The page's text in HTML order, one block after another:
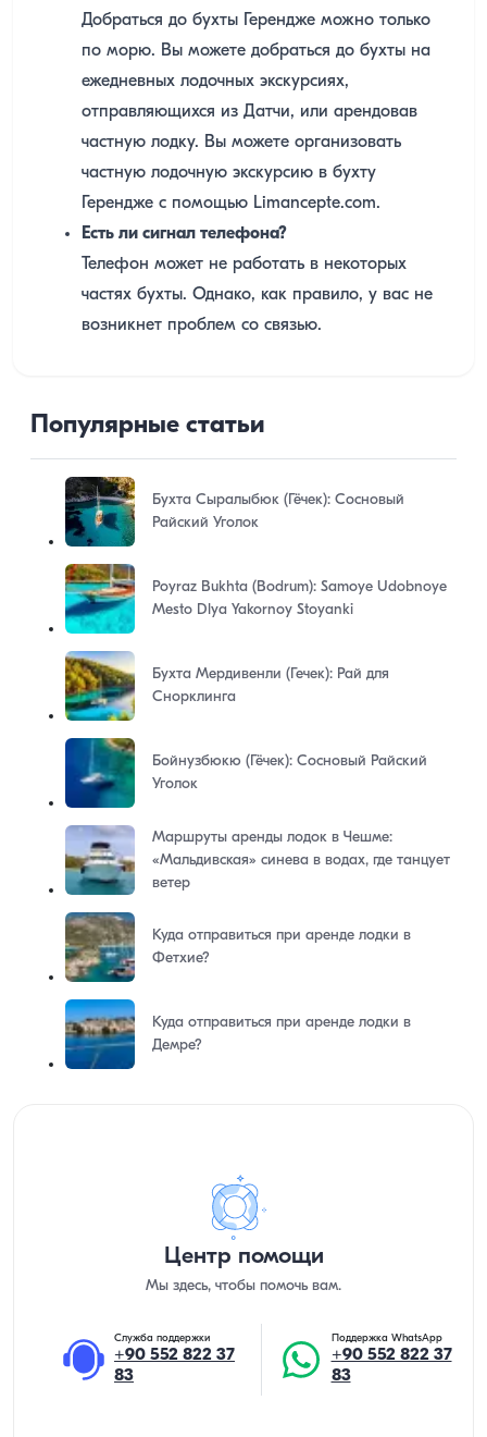
Добраться до бухты Герендже можно только
по морю. Вы можете добраться до бухты на
ежедневных лодочных экскурсиях,
отправляющихся из Датчи, или арендовав
частную лодку. Вы можете организовать
частную лодочную экскурсию в бухту
Герендже с помощью Limancepte.com.
Есть ли сигнал телефона?
Телефон может не работать в некоторых
частях бухты. Однако, как правило, у вас не
возникнет проблем со связью.
Популярные статьи
Бухта Сыралыбюк (Гёчек): Сосновый
Райский Уголок
Poyraz Bukhta (Bodrum): Samoye Udobnoye
Mesto Dlya Yakornoy Stoyanki
Бухта Мердивенли (Гечек): Рай для
Снорклинга
Бойнузбюкю (Гёчек): Сосновый Райский
Уголок
Маршруты аренды лодок в Чешме:
«Мальдивская» синева в водах, где танцует
ветер
Куда отправиться при аренде лодки в
Фетхие?
Куда отправиться при аренде лодки в
Демре?
Центр помощи
Мы здесь, чтобы помочь вам.
Служба поддержки
+90 552 822 37
83
Поддержка WhatsApp
+90 552 822 37
83